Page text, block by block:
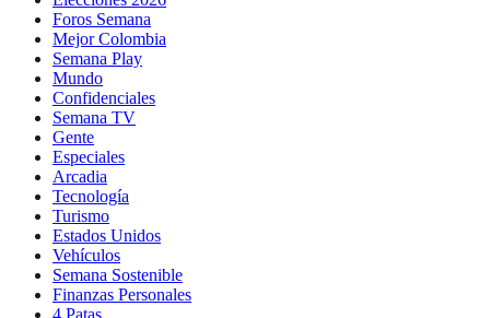
Foros Semana
Mejor Colombia
Semana Play
Mundo
Confidenciales
Semana TV
Gente
Especiales
Arcadia
Tecnología
Turismo
Estados Unidos
Vehículos
Semana Sostenible
Finanzas Personales
4 Patas